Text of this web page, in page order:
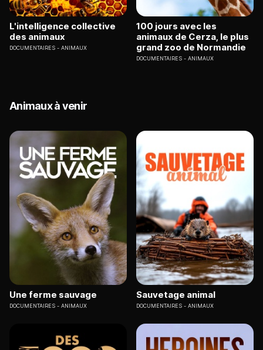
L'intelligence collective
des animaux
DOCUMENTAIRES ANIMAUX
100 jours avec les
animaux de Cerza, le plus
grand zoo de Normandie
DOCUMENTAIRES ANIMAUX
Animaux à venir
Une ferme sauvage
DOCUMENTAIRES ANIMAUX
Sauvetage animal
DOCUMENTAIRES ANIMAUX